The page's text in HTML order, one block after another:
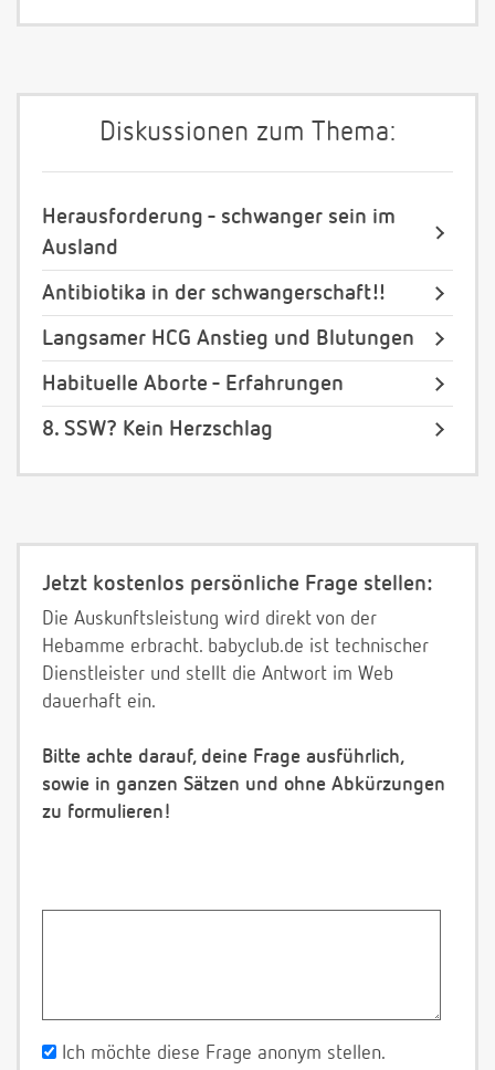
Diskussionen zum Thema:
Herausforderung - schwanger sein im
Ausland
Antibiotika in der schwangerschaft!!
Langsamer HCG Anstieg und Blutungen
Habituelle Aborte - Erfahrungen
8. SSW? Kein Herzschlag
Jetzt kostenlos persönliche Frage stellen:
Die Auskunftsleistung wird direkt von der
Hebamme erbracht. babyclub.de ist technischer
Dienstleister und stellt die Antwort im Web
dauerhaft ein.
Bitte achte darauf, deine Frage ausführlich,
sowie in ganzen Sätzen und ohne Abkürzungen
zu formulieren!
Ich möchte diese Frage anonym stellen.